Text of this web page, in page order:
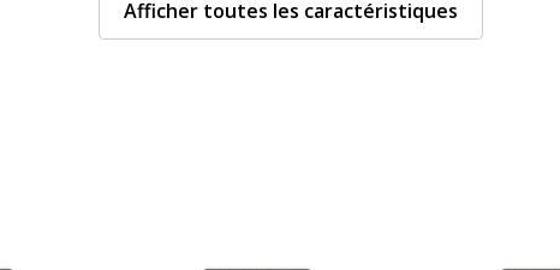
imprimables
Afficher toutes les caractéristiques